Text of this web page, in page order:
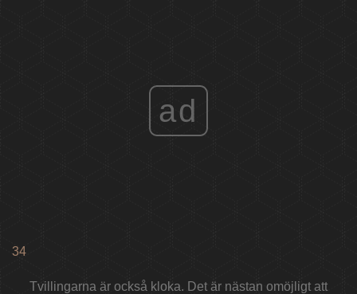
ad
34
Tvillingarna är också kloka. Det är nästan omöjligt att